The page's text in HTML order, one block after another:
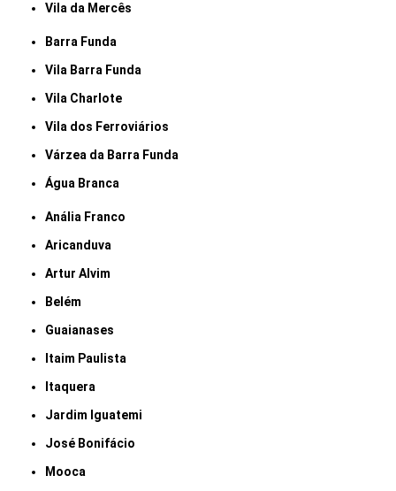
Vila da Mercês
Barra Funda
Vila Barra Funda
Vila Charlote
Vila dos Ferroviários
Várzea da Barra Funda
Água Branca
Anália Franco
Aricanduva
Artur Alvim
Belém
Guaianases
Itaim Paulista
Itaquera
Jardim Iguatemi
José Bonifácio
Mooca